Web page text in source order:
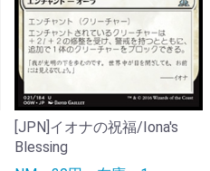
[JPN]イオナの祝福/Iona's
Blessing